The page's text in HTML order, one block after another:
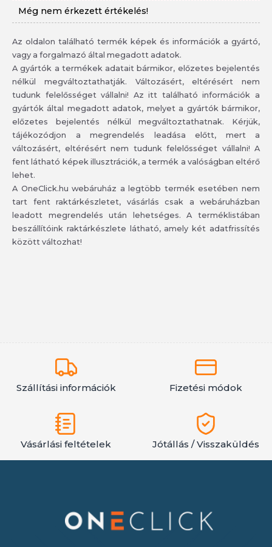
Még nem érkezett értékelés!
Az oldalon található termék képek és információk a gyártó,
vagy a forgalmazó által megadott adatok.
A gyártók a termékek adatait bármikor, előzetes bejelentés
nélkül megváltoztathatják. Változásért, eltérésért nem
tudunk felelősséget vállalni! Az itt található információk a
gyártók által megadott adatok, melyet a gyártók bármikor,
előzetes bejelentés nélkül megváltoztathatnak. Kérjük,
tájékozódjon a megrendelés leadása előtt, mert a
változásért, eltérésért nem tudunk felelősséget vállalni! A
fent látható képek illusztrációk, a termék a valóságban eltérő
lehet.
A OneClick.hu webáruház a legtöbb termék esetében nem
tart fent raktárkészletet, vásárlás csak a webáruházban
leadott megrendelés után lehetséges. A terméklistában
beszállítóink raktárkészlete látható, amely két adatfrissítés
között változhat!
Szállítási információk Fizetési módok
Vásárlási feltételek Jótállás / Visszaküldés